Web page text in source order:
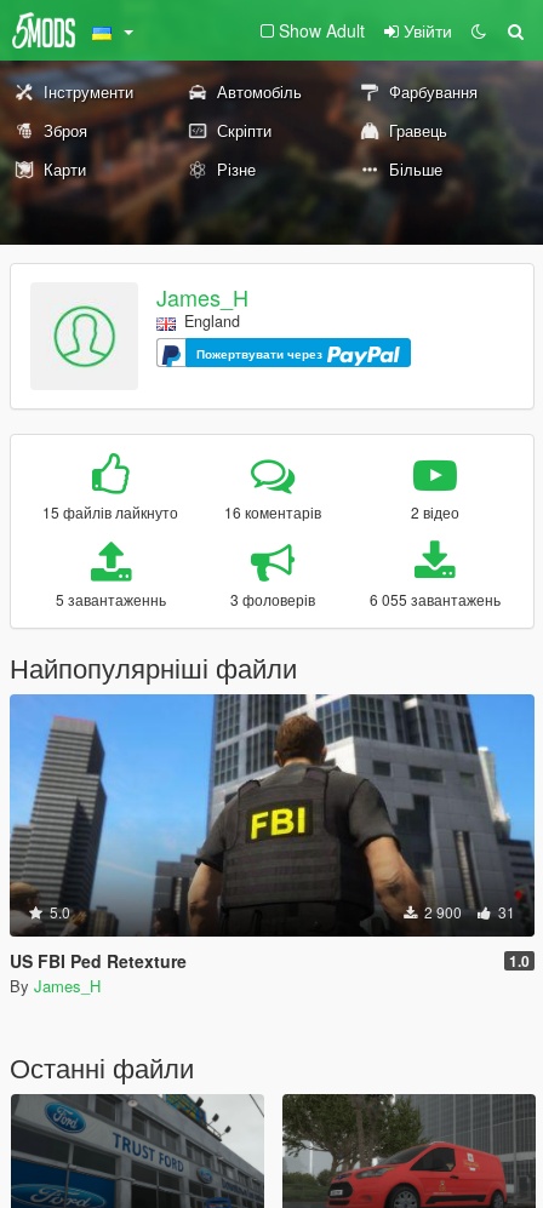
Show Adult Увійти
Інструменти Автомобіль
Фарбування
Зброя
Скріпти
Гравець
Карти
Різне Більше
James_H
England
Пожертвувати через
15 файлів лайкнуто 16 коментарів 2 відео
5 завантаженнь 3 фоловерів 6 055 завантажень
Найпопулярніші файли
5.0 2 900 31
US FBI Ped Retexture 1.0
By James_H
Останні файли